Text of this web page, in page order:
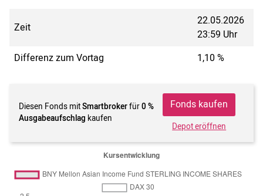
Zeit
22.05.2026
23:59 Uhr
Differenz zum Vortag
1,10 %
Diesen Fonds mitSmartbrokerfür0 %
Ausgabeaufschlag kaufen
Fonds kaufen
Depot eröffnen